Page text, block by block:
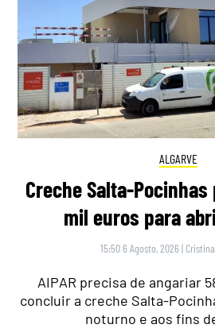
ALGARVE
Creche Salta-
mil euros para
15:50 6 Agosto, 2026 |
AIPAR precisa de angariar
concluir a creche Salta-
noturno e aos fins